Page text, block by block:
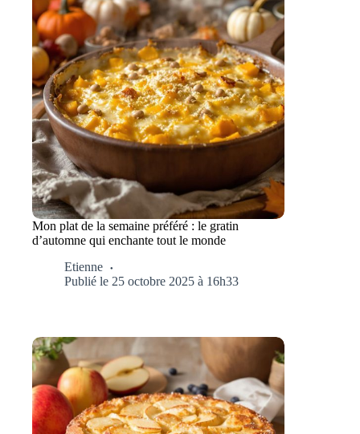
Mon plat de la semaine préféré : le gratin
d’automne qui enchante tout le monde
Etienne
Publié le 25 octobre 2025 à 16h33